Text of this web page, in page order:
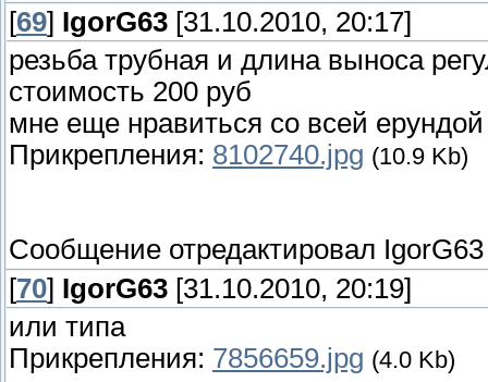
[69] IgorG63 [31.10.2010, 20:17]
резьба трубная и длина выноса
стоимость 200 руб
мне еще нравиться со всей
Прикрепления: 8102740.jpg (10.9 Kb)
Сообщение отредактировал IgorG63
[70] IgorG63 [31.10.2010, 20:19]
или типа
Прикрепления: 7856659.jpg (4.0 Kb)